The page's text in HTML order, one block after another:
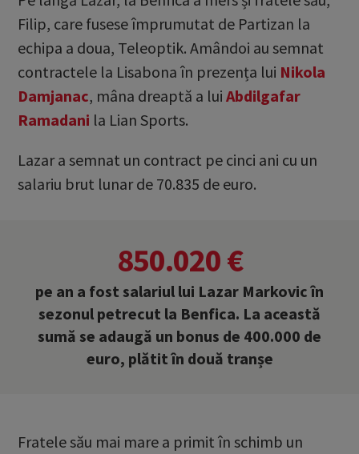
Filip, care fusese împrumutat de Partizan la
echipa a doua, Teleoptik. Amândoi au semnat
contractele la Lisabona în prezența lui Nikola
Damjanac, mâna dreaptă a luiAbdilgafar
Ramadani la Lian Sports.
Lazar a semnat un contract pe cinci ani cu un
salariu brut lunar de 70.835 de euro.
850.020 €
pe an a fost salariul lui Lazar Markovic în
sezonul petrecut la Benfica. La această
sumă se adaugă un bonus de 400.000 de
euro, plătit în două tranșe
Fratele său mai mare a primit în schimb un